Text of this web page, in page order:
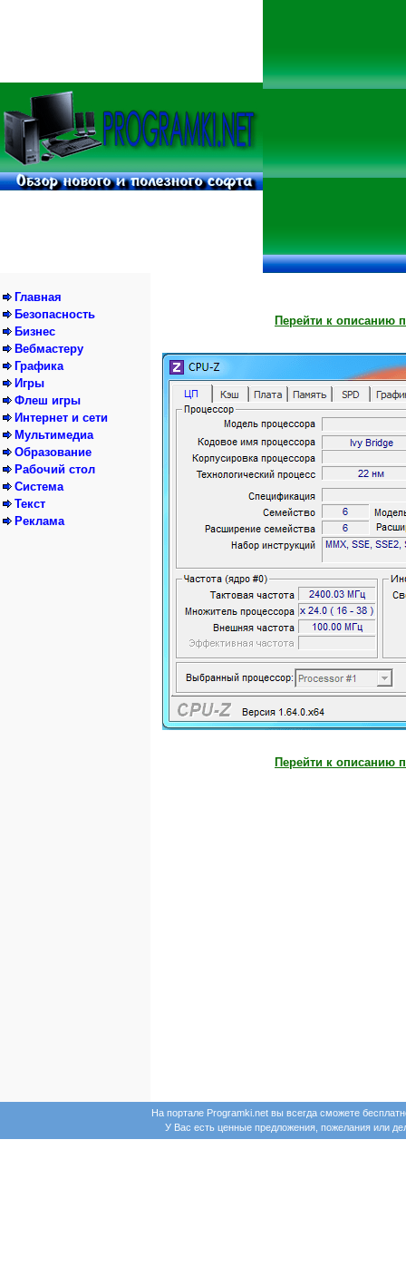
Главная
Безопасность
Бизнес
Вебмастеру
Графика
Игры
Флеш игры
Интернет и сети
Мультимедиа
Образование
Рабочий стол
Система
Текст
Реклама
Перейти к описанию
Перейти к описанию
На портале Programki.net вы всегда сможете
У Вас есть ценные предложения, пожелания или